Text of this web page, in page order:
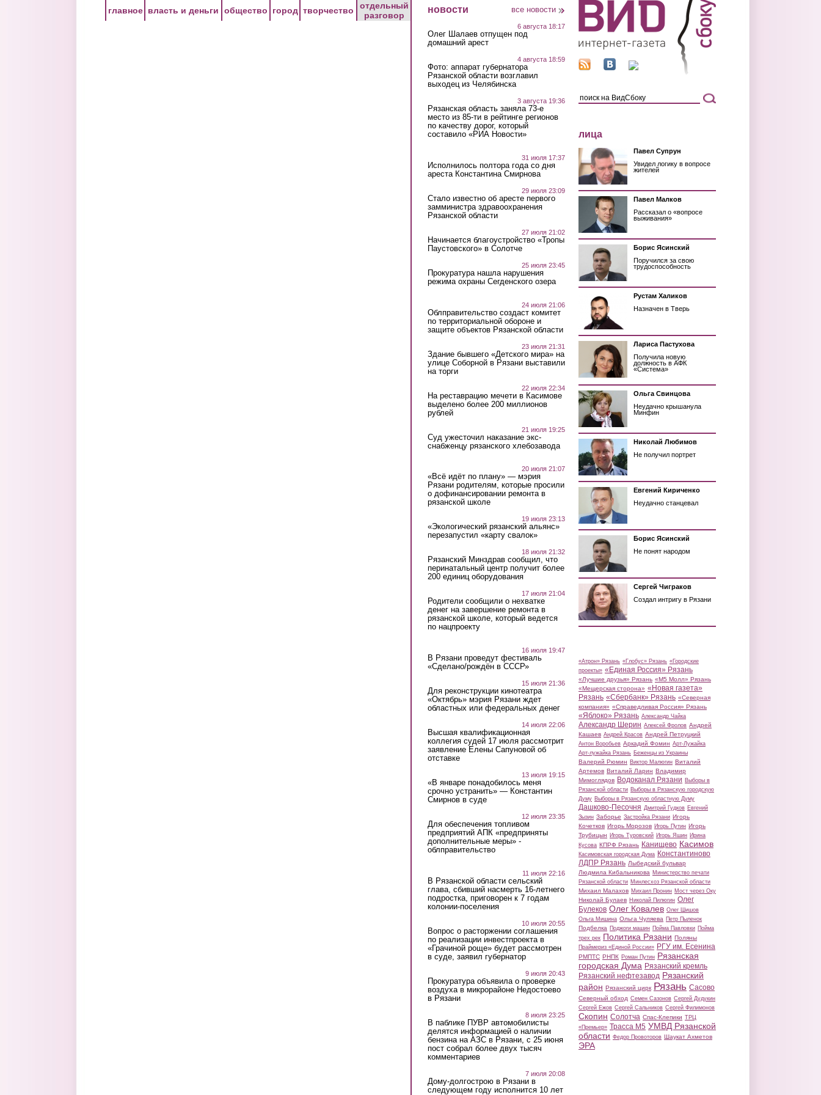
главное власть и деньги общество город творчество
отдельный
разговор
новости все новости
6 августа 18:17
Олег Шалаев отпущен под
домашний арест
4 августа 18:59
Фото: аппарат губернатора
Рязанской области возглавил
выходец из Челябинска
3 августа 19:36
Рязанская область заняла 73-е
место из 85-ти в рейтинге регионов
по качеству дорог, который
составило «РИА Новости»
31 июля 17:37
Исполнилось полтора года со дня
ареста Константина Смирнова
29 июля 23:09
Стало известно об аресте первого
замминистра здравоохранения
Рязанской области
27 июля 21:02
Начинается благоустройство «Тропы
Паустовского» в Солотче
25 июля 23:45
Прокуратура нашла нарушения
режима охраны Сегденского озера
24 июля 21:06
Облправительство создаст комитет
по территориальной обороне и
защите объектов Рязанской области
23 июля 21:31
Здание бывшего «Детского мира» на
улице Соборной в Рязани выставили
на торги
22 июля 22:34
На реставрацию мечети в Касимове
выделено более 200 миллионов
рублей
21 июля 19:25
Суд ужесточил наказание экс-
снабженцу рязанского хлебозавода
20 июля 21:07
«Всё идёт по плану» — мэрия
Рязани родителям, которые просили
о дофинансировании ремонта в
рязанской школе
19 июля 23:13
«Экологический рязанский альянс»
перезапустил «карту свалок»
18 июля 21:32
Рязанский Минздрав сообщил, что
перинатальный центр получит более
200 единиц оборудования
17 июля 21:04
Родители сообщили о нехватке
денег на завершение ремонта в
рязанской школе, который ведется
по нацпроекту
16 июля 19:47
В Рязани проведут фестиваль
«Сделано/рождён в СССР»
15 июля 21:36
Для реконструкции кинотеатра
«Октябрь» мэрия Рязани ждет
областных или федеральных денег
14 июля 22:06
Высшая квалификационная
коллегия судей 17 июля рассмотрит
заявление Елены Сапуновой об
отставке
13 июля 19:15
«В январе понадобилось меня
срочно устранить» — Константин
Смирнов в суде
12 июля 23:35
Для обеспечения топливом
предприятий АПК «предприняты
дополнительные меры» -
облправительство
11 июля 22:16
В Рязанской области сельский
глава, сбивший насмерть 16-летнего
подростка, приговорен к 7 годам
колонии-поселения
10 июля 20:55
Вопрос о расторжении соглашения
по реализации инвестпроекта в
«Грачиной роще» будет рассмотрен
в суде, заявил губернатор
9 июля 20:43
Прокуратура объявила о проверке
воздуха в микрорайоне Недостоево
в Рязани
8 июля 23:25
В паблике ПУВР автомобилисты
делятся информацией о наличии
бензина на АЗС в Рязани, с 25 июня
пост собрал более двух тысяч
комментариев
7 июля 20:08
Дому-долгострою в Рязани в
следующем году исполнится 10 лет
лица
Павел Супрун
Увидел логику в вопросе
жителей
Павел Малков
Рассказал о «вопросе
выживания»
Борис Ясинский
Поручился за свою
трудоспособность
Рустам Халиков
Назначен в Тверь
Лариса Пастухова
Получила новую
должность в АФК
«Система»
Ольга Свинцова
Неудачно крышанула
Минфин
Николай Любимов
Не получил портрет
Евгений Кириченко
Неудачно станцевал
Борис Ясинский
Не понят народом
Сергей Чиграков
Создал интригу в Рязани
«Атрон» Рязань «Глобус» Рязань «Городские
проекты» «Единая Россия» Рязань
«Лучшие друзья» Рязань «М5 Молл» Рязань
«Мещерская сторона» «Новая газета»
Рязань «Сбербанк» Рязань «Северная
компания» «Справедливая Россия» Рязань
«Яблоко» Рязань Александр Чайка
Александр Шерин Алексей Фролов Андрей
Кашаев Андрей Красов Андрей Петруцкий
Антон Воробьев Аркадий Фомин Арт-Лужайка
Арт-лужайка Рязань Беженцы из Украины
Валерий Рюмин Виктор Малюгин Виталий
Артемов Виталий Ларин Владимир
Мимоглядов Водоканал Рязани Выборы в
Рязанской области Выборы в Рязанскую городскую
Думу Выборы в Рязанскую областную Думу
Дашково-Песочня Дмитрий Гудков Евгений
Зызин Заборье Застройка Рязани Игорь
Кочетков Игорь Морозов Игорь Путин Игорь
Трубицын Игорь Туровский Игорь Яшин Ирина
Кусова КПРФ Рязань Канищево Касимов
Касимовская городская Дума Константиново
ЛДПР Рязань Лыбедский бульвар
Людмила Кибальникова Министерство печати
Рязанской области Минлесхоз Рязанской области
Михаил Малахов Михаил Пронин Мост через Оку
Николай Булаев Николай Пилюгин Олег
Булеков Олег Ковалев Олег Шишов
Ольга Мишина Ольга Чуляева Петр Пыленок
Подбелка Поджоги машин Пойма Павловки Пойма
трех рек Политика Рязани Поляны
Праймериз «Единой России» РГУ им. Есенина
РМПТС РНПК Роман Путин Рязанская
городская Дума Рязанский кремль
Рязанский нефтезавод Рязанский
район Рязанский цирк Рязань Сасово
Северный обход Семен Сазонов Сергей Дудукин
Сергей Ежов Сергей Сальников Сергей Филимонов
Скопин Солотча Спас-Клепики ТРЦ
«Премьер» Трасса М5 УМВД Рязанской
области Федор Провоторов Шаукат Ахметов
ЭРА